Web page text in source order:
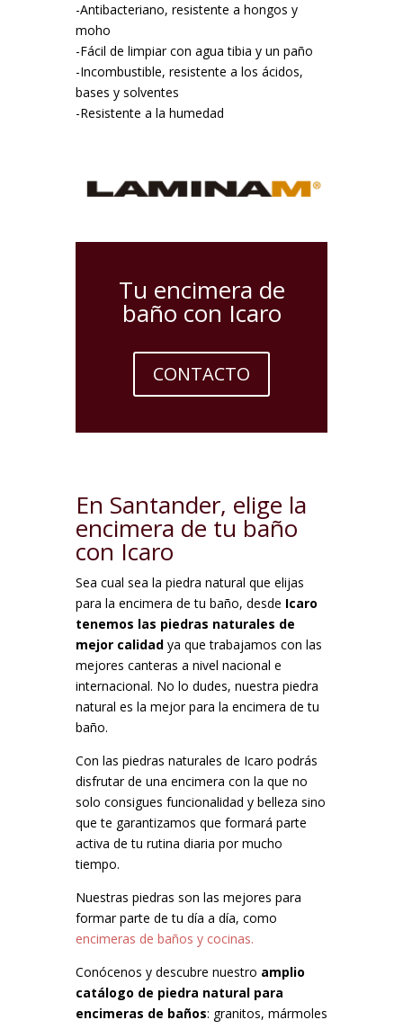
-Antibacteriano, resistente a hongos y
moho
-Fácil de limpiar con agua tibia y un paño
-Incombustible, resistente a los ácidos,
bases y solventes
-Resistente a la humedad
Tu encimera de
baño con Icaro
CONTACTO
En Santander, elige la
encimera de tu baño
con Icaro
Sea cual sea la piedra natural que elijas
para la encimera de tu baño, desde Icaro
tenemos las piedras naturales de
mejor calidad ya que trabajamos con las
mejores canteras a nivel nacional e
internacional. No lo dudes, nuestra piedra
natural es la mejor para la encimera de tu
baño.
Con las piedras naturales de Icaro podrás
disfrutar de una encimera con la que no
solo consigues funcionalidad y belleza sino
que te garantizamos que formará parte
activa de tu rutina diaria por mucho
tiempo.
Nuestras piedras son las mejores para
formar parte de tu día a día, como
encimeras de baños y cocinas.
Conócenos y descubre nuestro amplio
catálogo de piedra natural para
encimeras de baños: granitos, mármoles